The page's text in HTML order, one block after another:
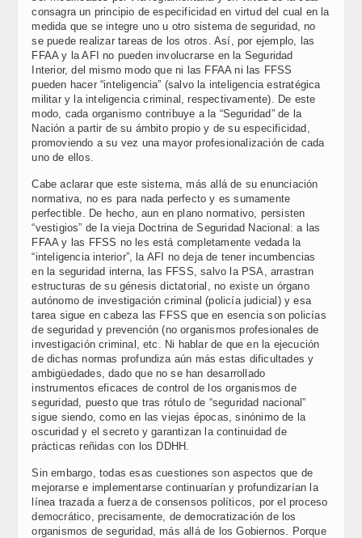
consagra un principio de especificidad en virtud del cual en la
medida que se integre uno u otro sistema de seguridad, no
se puede realizar tareas de los otros. Así, por ejemplo, las
FFAA y la AFI no pueden involucrarse en la Seguridad
Interior, del mismo modo que ni las FFAA ni las FFSS
pueden hacer “inteligencia” (salvo la inteligencia estratégica
militar y la inteligencia criminal, respectivamente). De este
modo, cada organismo contribuye a la “Seguridad” de la
Nación a partir de su ámbito propio y de su especificidad,
promoviendo a su vez una mayor profesionalización de cada
uno de ellos.
Cabe aclarar que este sistema, más allá de su enunciación
normativa, no es para nada perfecto y es sumamente
perfectible. De hecho, aun en plano normativo, persisten
“vestigios” de la vieja Doctrina de Seguridad Nacional: a las
FFAA y las FFSS no les está completamente vedada la
“inteligencia interior”, la AFI no deja de tener incumbencias
en la seguridad interna, las FFSS, salvo la PSA, arrastran
estructuras de su génesis dictatorial, no existe un órgano
autónomo de investigación criminal (policía judicial) y esa
tarea sigue en cabeza las FFSS que en esencia son policías
de seguridad y prevención (no organismos profesionales de
investigación criminal, etc. Ni hablar de que en la ejecución
de dichas normas profundiza aún más estas dificultades y
ambigüedades, dado que no se han desarrollado
instrumentos eficaces de control de los organismos de
seguridad, puesto que tras rótulo de “seguridad nacional”
sigue siendo, como en las viejas épocas, sinónimo de la
oscuridad y el secreto y garantizan la continuidad de
prácticas reñidas con los DDHH.
Sin embargo, todas esas cuestiones son aspectos que de
mejorarse e implementarse continuarían y profundizarían la
línea trazada a fuerza de consensos políticos, por el proceso
democrático, precisamente, de democratización de los
organismos de seguridad, más allá de los Gobiernos. Porque